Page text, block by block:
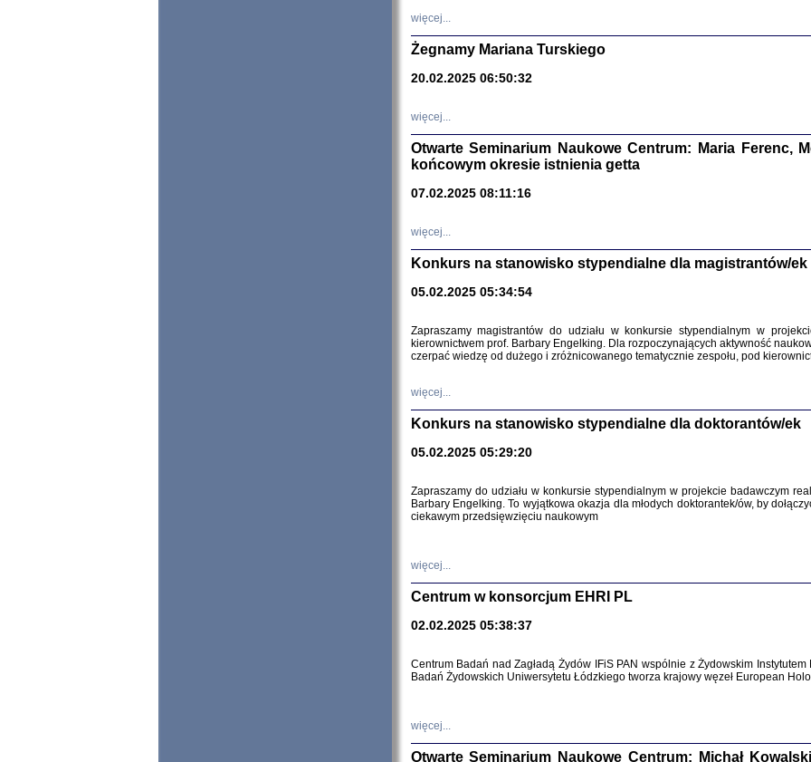
Pisma
Warszawie
SZCZĘŚCIE
więcej...
Żegnamy Mariana Turskiego
20.02.2025 06:50:32
więcej...
Otwarte Seminarium Naukowe Centrum: Maria Ferenc,
końcowym okresie istnienia getta
07.02.2025 08:11:16
więcej...
Konkurs na stanowisko stypendialne dla magistrantów/ek
05.02.2025 05:34:54
Zapraszamy magistrantów do udziału w konkursie stypendialnym w
kierownictwem prof. Barbary Engelking. Dla rozpoczynających aktywność
czerpać wiedzę od dużego i zróżnicowanego tematycznie zespołu, pod
więcej...
Konkurs na stanowisko stypendialne dla doktorantów/ek
05.02.2025 05:29:20
Zapraszamy do udziału w konkursie stypendialnym w projekcie badawczym
Barbary Engelking. To wyjątkowa okazja dla młodych doktorantek/ów, by
ciekawym przedsięwzięciu naukowym
więcej...
Centrum w konsorcjum EHRI PL
02.02.2025 05:38:37
Centrum Badań nad Zagładą Żydów IFiS PAN wspólnie z Żydowskim
Badań Żydowskich Uniwersytetu Łódzkiego tworza krajowy węzeł European
więcej...
Otwarte Seminarium Naukowe Centrum: Michał